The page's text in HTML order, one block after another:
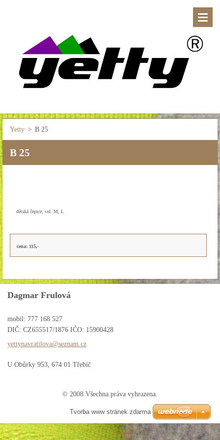
Yetty > B 25
B 25
dětská čepice, vel. M, L
cena: 115,-
Dagmar Frulová
mobil: 777 168 527
DIČ: CZ655517/1876 IČO: 15900428
yettynavratilova@seznam. cz
U Obůrky 953, 674 01 Třebíč
© 2008 Všechna práva vyhrazena.
Tvorba www stránek zdarma